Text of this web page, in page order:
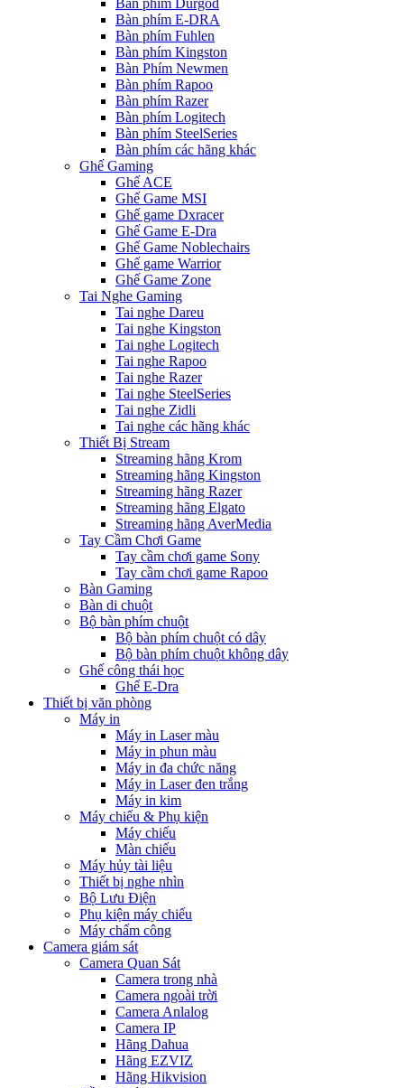
Bàn phím Durgod
Bàn phím E-DRA
Bàn phím Fuhlen
Bàn phím Kingston
Bàn Phím Newmen
Bàn phím Rapoo
Bàn phím Razer
Bàn phím Logitech
Bàn phím SteelSeries
Bàn phím các hãng khác
Ghế Gaming
Ghế ACE
Ghế Game MSI
Ghế game Dxracer
Ghế Game E-Dra
Ghế Game Noblechairs
Ghế game Warrior
Ghế Game Zone
Tai Nghe Gaming
Tai nghe Dareu
Tai nghe Kingston
Tai nghe Logitech
Tai nghe Rapoo
Tai nghe Razer
Tai nghe SteelSeries
Tai nghe Zidli
Tai nghe các hãng khác
Thiết Bị Stream
Streaming hãng Krom
Streaming hãng Kingston
Streaming hãng Razer
Streaming hãng Elgato
Streaming hãng AverMedia
Tay Cầm Chơi Game
Tay cầm chơi game Sony
Tay cầm chơi game Rapoo
Bàn Gaming
Bàn di chuột
Bộ bàn phím chuột
Bộ bàn phím chuột có dây
Bộ bàn phím chuột không dây
Ghế công thái học
Ghế E-Dra
Thiết bị văn phòng
Máy in
Máy in Laser màu
Máy in phun màu
Máy in đa chức năng
Máy in Laser đen trắng
Máy in kim
Máy chiếu & Phụ kiện
Máy chiếu
Màn chiếu
Máy hủy tài liệu
Thiết bị nghe nhìn
Bộ Lưu Điện
Phụ kiện máy chiếu
Máy chấm công
Camera giám sát
Camera Quan Sát
Camera trong nhà
Camera ngoài trời
Camera Anlalog
Camera IP
Hãng Dahua
Hãng EZVIZ
Hãng Hikvision